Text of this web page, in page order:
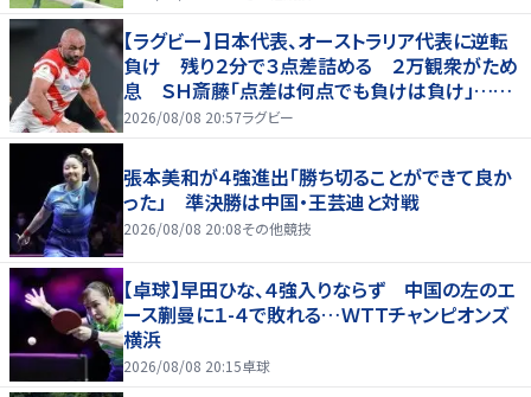
【ラグビー】日本代表、オーストラリア代表に逆転
負け 残り２分で３点差詰める ２万観衆がため
息 ＳＨ斎藤「点差は何点でも負けは負け」…前
半にＳＯ伊藤龍が先制トライ、３２ー３５で惜敗
2026/08/08 20:57ラグビー
張本美和が４強進出「勝ち切ることができて良か
った」 準決勝は中国・王芸迪と対戦
2026/08/08 20:08その他競技
【卓球】早田ひな、４強入りならず 中国の左のエ
ース蒯曼に１-４で敗れる…ＷＴＴチャンピオンズ
横浜
2026/08/08 20:15卓球